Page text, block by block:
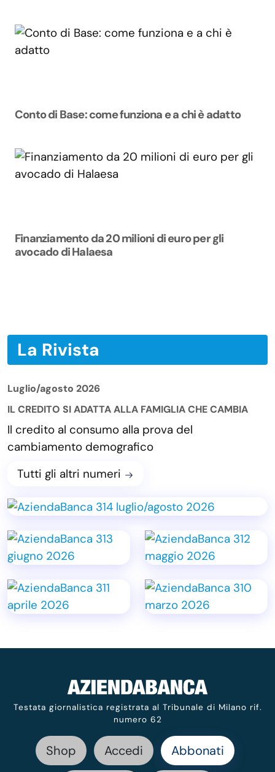
Conto di Base: come funziona e a chi è adatto
Finanziamento da 20 milioni di euro per gli
avocado di Halaesa
La Rivista
Luglio/agosto 2026
IL CREDITO SI ADATTA ALLA FAMIGLIA CHE CAMBIA
Il credito al consumo alla prova del
cambiamento demografico
Tutti gli altri numeri
Testata giornalistica registrata al Tribunale di Milano rif.
numero 62
Shop Accedi Abbonati